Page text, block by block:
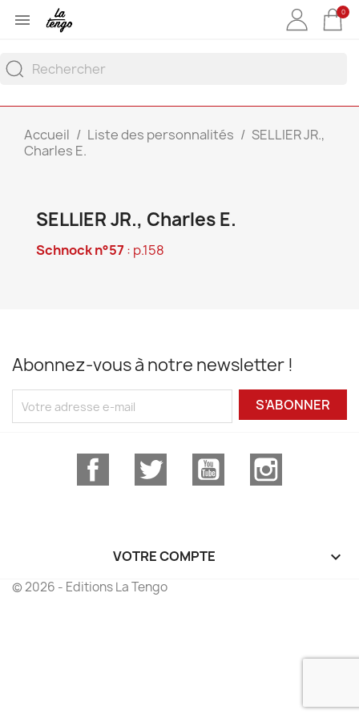
 0
Accueil Liste des personnalités
SELLIER JR.,
Charles E.
SELLIER JR., Charles E.
Schnock n°57 : p.158
Abonnez-vous à notre newsletter !
S’ABONNER
Facebook Twitter YouTube
VOTRE COMPTE 
© 2026 - Editions La Tengo